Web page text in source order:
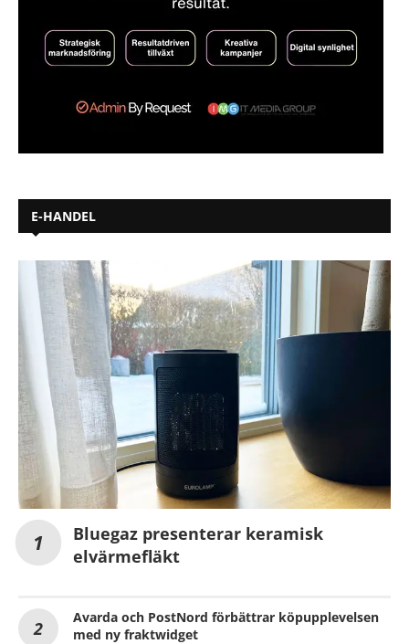
E-HANDEL
Bluegaz presenterar keramisk
elvärmefläkt
Avarda och PostNord förbättrar köpupplevelsen
med ny fraktwidget